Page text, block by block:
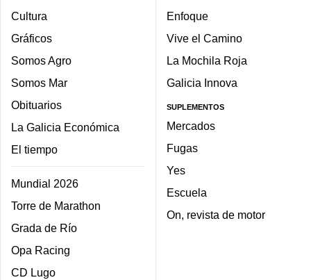
Cultura
Gráficos
Somos Agro
Somos Mar
Obituarios
La Galicia Económica
El tiempo
Mundial 2026
Torre de Marathon
Grada de Río
Opa Racing
CD Lugo
Enfoque
Vive el Camino
La Mochila Roja
Galicia Innova
SUPLEMENTOS
Mercados
Fugas
Yes
Escuela
On, revista de motor